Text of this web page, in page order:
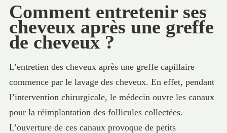
Comment entretenir ses
cheveux après une greffe
de cheveux ?
L’entretien des cheveux après une greffe capillaire
commence par le lavage des cheveux. En effet, pendant
l’intervention chirurgicale, le médecin ouvre les canaux
pour la réimplantation des follicules collectées.
L’ouverture de ces canaux provoque de petits